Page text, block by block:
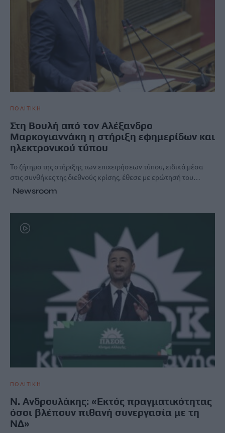
ΠΟΛΙΤΙΚΗ
Στη Βουλή από τον Αλέξανδρο
Μαρκογιαννάκη η στήριξη εφημερίδων και
ηλεκτρονικού τύπου
Το ζήτημα της στήριξης των επιχειρήσεων τύπου, ειδικά μέσα
στις συνθήκες της διεθνούς κρίσης, έθεσε με ερώτησή του…
Newsroom
ΠΟΛΙΤΙΚΗ
Ν. Ανδρουλάκης: «Εκτός πραγματικότητας
όσοι βλέπουν πιθανή συνεργασία με τη
ΝΔ»